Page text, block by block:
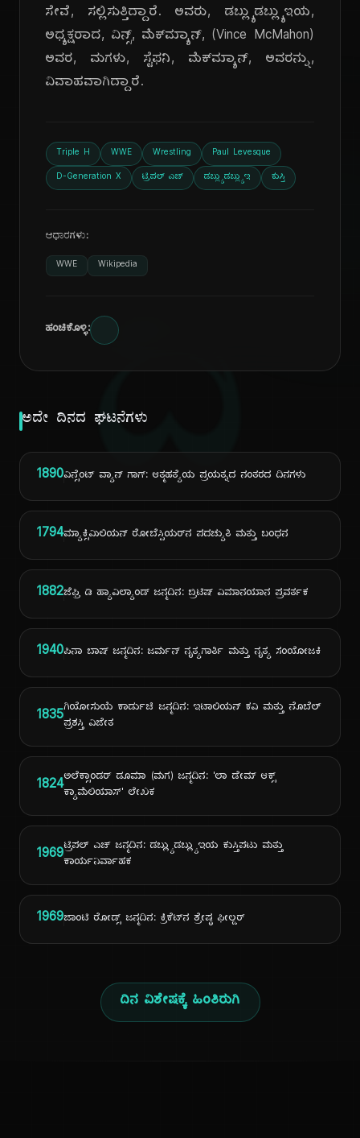
ದಿ
ಸೇವೆ, ಸಲ್ಲಿಸುತ್ತಿದ್ದಾರೆ. ಅವರು, ಡಬ್ಲ್ಯುಡಬ್ಲ್ಯುಇಯ,
ಅಧ್ಯಕ್ಷರಾದ, ವಿನ್ಸ್, ಮೆಕ್‌ಮ್ಯಾನ್, (Vince McMahon)
ಅವರ, ಮಗಳು, ಸ್ಟೆಫನಿ, ಮೆಕ್‌ಮ್ಯಾನ್, ಅವರನ್ನು,
ವಿವಾಹವಾಗಿದ್ದಾರೆ.
Triple H WWE Wrestling Paul Levesque
D-Generation X ಟ್ರಿಪಲ್ ಎಚ್ ಡಬ್ಲ್ಯುಡಬ್ಲ್ಯುಇ ಕುಸ್ತಿ
ಆಧಾರಗಳು:
WWE Wikipedia
ಹಂಚಿಕೊಳ್ಳಿ:
ಅದೇ ದಿನದ ಘಟನೆಗಳು
1890ವಿನ್ಸೆಂಟ್ ವ್ಯಾನ್ ಗಾಗ್: ಆತ್ಮಹತ್ಯೆಯ ಪ್ರಯತ್ನದ ನಂತರದ ದಿನಗಳು
1794ಮ್ಯಾಕ್ಸಿಮಿಲಿಯನ್ ರೋಬೆಸ್ಪಿಯರ್‌ನ ಪದಚ್ಯುತಿ ಮತ್ತು ಬಂಧನ
1882ಜೆಫ್ರಿ ಡಿ ಹ್ಯಾವಿಲ್ಯಾಂಡ್ ಜನ್ಮದಿನ: ಬ್ರಿಟಿಷ್ ವಿಮಾನಯಾನ ಪ್ರವರ್ತಕ
1940ಪಿನಾ ಬಾಷ್ ಜನ್ಮದಿನ: ಜರ್ಮನ್ ನೃತ್ಯಗಾರ್ತಿ ಮತ್ತು ನೃತ್ಯ ಸಂಯೋಜಕಿ
1835ಗಿಯೋಸುಯೆ ಕಾರ್ಡುಚಿ ಜನ್ಮದಿನ: ಇಟಾಲಿಯನ್ ಕವಿ ಮತ್ತು ನೊಬೆಲ್
ಪ್ರಶಸ್ತಿ ವಿಜೇತ
1824ಅಲೆಕ್ಸಾಂಡರ್ ಡೂಮಾ (ಮಗ) ಜನ್ಮದಿನ: 'ಲಾ ಡೇಮ್ ಆಕ್ಸ್
ಕ್ಯಾಮೆಲಿಯಾಸ್' ಲೇಖಕ
1969ಟ್ರಿಪಲ್ ಎಚ್ ಜನ್ಮದಿನ: ಡಬ್ಲ್ಯುಡಬ್ಲ್ಯುಇಯ ಕುಸ್ತಿಪಟು ಮತ್ತು
ಕಾರ್ಯನಿರ್ವಾಹಕ
1969ಜಾಂಟಿ ರೋಡ್ಸ್ ಜನ್ಮದಿನ: ಕ್ರಿಕೆಟ್‌ನ ಶ್ರೇಷ್ಠ ಫೀಲ್ಡರ್
ದಿನ ವಿಶೇಷಕ್ಕೆ ಹಿಂತಿರುಗಿ